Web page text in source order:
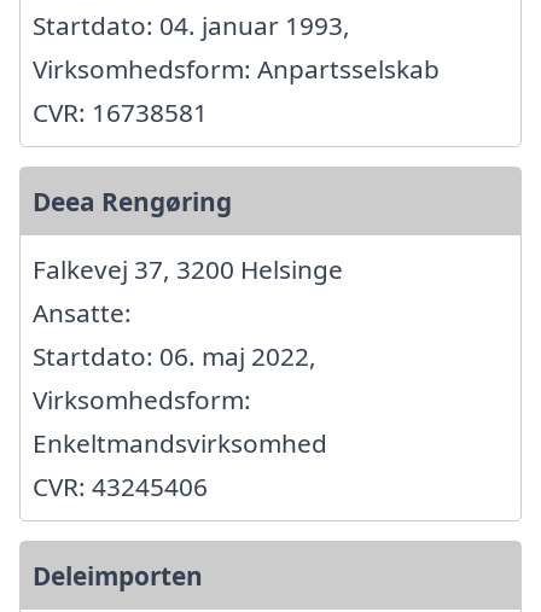
Startdato: 04. januar 1993,
Virksomhedsform: Anpartsselskab
CVR: 16738581
Deea Rengøring
Falkevej 37, 3200 Helsinge
Ansatte:
Startdato: 06. maj 2022,
Virksomhedsform:
Enkeltmandsvirksomhed
CVR: 43245406
Deleimporten